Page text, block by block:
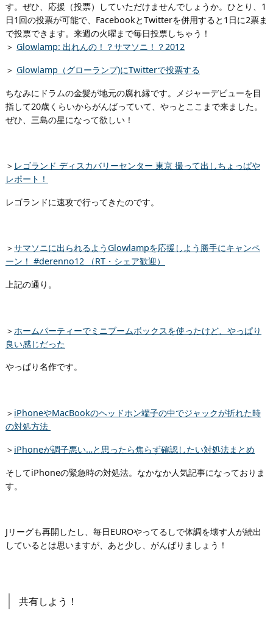
す。ぜひ、応援（投票）していただけませんでしょうか。ひとり、1
日1回の投票が可能で、FacebookとTwitterを併用すると1日に2票ま
で投票できます。来週の火曜まで毎日投票しちゃう！
＞ Glowlamp: 出れんの！？サマソニ！？2012
＞ Glowlamp（グローランプ)にTwitterで投票する
ちなみにドラムの金髪が地元の腐れ縁です。メジャーデビューを目
指して20歳くらいからがんばっていて、やっとここまで来ました。
ぜひ、三島の星になって欲しい！
＞ レゴランド ディスカバリーセンター 東京 撮って出しちょっぱや
レポート！
レゴランドに速攻で行ってきたのです。
＞サマソニに出られるようGlowlampを応援しよう勝手にキャンペ
ーン！ #derenno12 （RT・シェア歓迎）
上記の通り。
＞ ホームパーティーでミニブームボックスを使ったけど、やっぱり
良い感じだった
やっぱり名作です。
＞ iPhoneやMacBookのヘッドホン端子の中でジャックが折れた時
の対処方法
＞ iPhoneが調子悪い…と思ったら焦らず確認したい対処法まとめ
そしてiPhoneの緊急時の対処法。なかなか人気記事になっておりま
す。
Jリーグも再開したし、毎日EUROやってるしで体調を壊す人が続出
しているとは思いますが、あと少し、がんばりましょう！
共有しよう！